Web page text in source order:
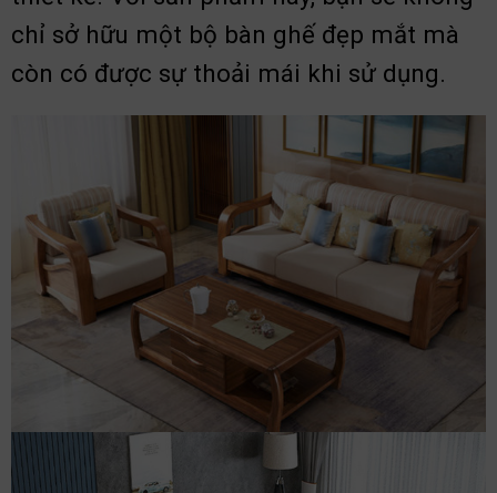
chỉ sở hữu một bộ bàn ghế đẹp mắt mà
còn có được sự thoải mái khi sử dụng.